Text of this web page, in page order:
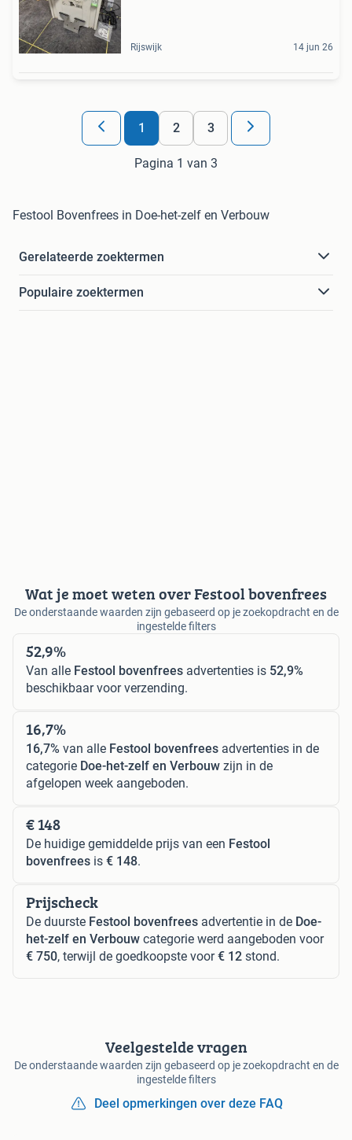
Rijswijk 14 jun 26
1 2 3
Pagina 1 van 3
Festool Bovenfrees in Doe-het-zelf en Verbouw
Gerelateerde zoektermen
Populaire zoektermen
Wat je moet weten over Festool bovenfrees
De onderstaande waarden zijn gebaseerd op je zoekopdracht en de
ingestelde filters
52,9%
Van alle Festool bovenfrees advertenties is 52,9%
beschikbaar voor verzending.
16,7%
16,7% van alle Festool bovenfrees advertenties in de
categorie Doe-het-zelf en Verbouw zijn in de
afgelopen week aangeboden.
€ 148
De huidige gemiddelde prijs van een Festool
bovenfrees is € 148.
Prijscheck
De duurste Festool bovenfrees advertentie in de Doe-
het-zelf en Verbouw categorie werd aangeboden voor
€ 750, terwijl de goedkoopste voor€ 12 stond.
Veelgestelde vragen
De onderstaande waarden zijn gebaseerd op je zoekopdracht en de
ingestelde filters
Deel opmerkingen over deze FAQ